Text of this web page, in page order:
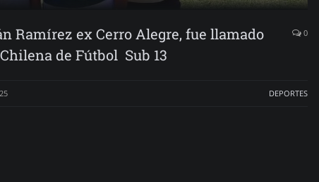
Ramírez ex Cerro Alegre, fue llamado
de Fútbol Sub 13
0
DEPORTES